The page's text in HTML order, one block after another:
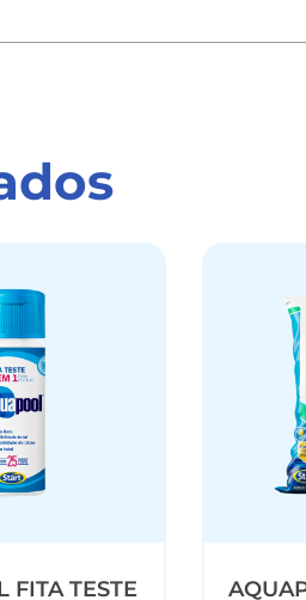
FITA TESTE